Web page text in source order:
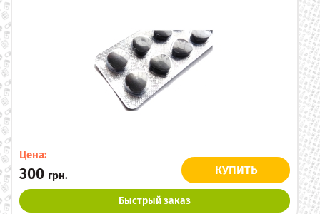
Цена:
300 грн. КУПИТЬ
Быстрый заказ